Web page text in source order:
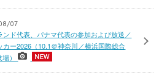
07
ド代表、パナマ代表の参加および放送／
ー2026（10.1＠神奈川／横浜国際総合
場）